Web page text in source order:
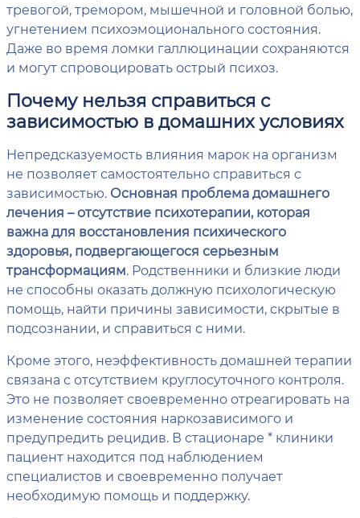
тревогой, тремором, мышечной и головной болью,
угнетением психоэмоционального состояния.
Даже во время ломки галлюцинации сохраняются
и могут спровоцировать острый психоз.
Почему нельзя справиться с
зависимостью в домашних условиях
Непредсказуемость влияния марок на организм
не позволяет самостоятельно справиться с
зависимостью. Основная проблема домашнего
лечения – отсутствие психотерапии, которая
важна для восстановления психического
здоровья, подвергающегося серьезным
трансформациям. Родственники и близкие люди
не способны оказать должную психологическую
помощь, найти причины зависимости, скрытые в
подсознании, и справиться с ними.
Кроме этого, неэффективность домашней терапии
связана с отсутствием круглосуточного контроля.
Это не позволяет своевременно отреагировать на
изменение состояния наркозависимого и
предупредить рецидив. В стационаре * клиники
пациент находится под наблюдением
специалистов и своевременно получает
необходимую помощь и поддержку.